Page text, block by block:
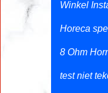
Winkel
Horeca
8 Ohm
test niet